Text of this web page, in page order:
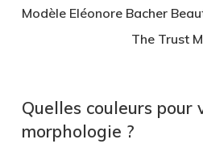
Modèle Eléonore Bacher
The Trust
Quelles couleurs pour
morphologie ?